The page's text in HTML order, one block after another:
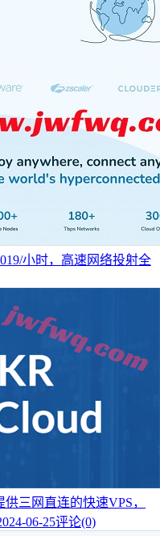
小时，高速网络投射全
三网直连的快速VPS，
06-25评论(0)